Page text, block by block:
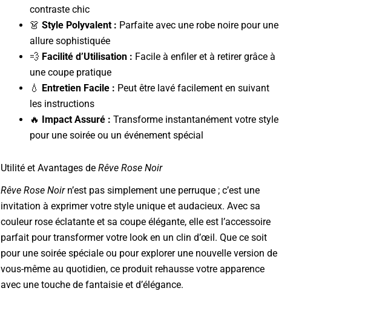
contraste chic
👗 Style Polyvalent : Parfaite avec une robe noire pour une
allure sophistiquée
💨 Facilité d’Utilisation : Facile à enfiler et à retirer grâce à
une coupe pratique
💧 Entretien Facile : Peut être lavé facilement en suivant
les instructions
🔥 Impact Assuré : Transforme instantanément votre style
pour une soirée ou un événement spécial
Utilité et Avantages de Rêve Rose Noir
Rêve Rose Noirn’est pas simplement une perruque ; c’est une
invitation à exprimer votre style unique et audacieux. Avec sa
couleur rose éclatante et sa coupe élégante, elle est l’accessoire
parfait pour transformer votre look en un clin d’œil. Que ce soit
pour une soirée spéciale ou pour explorer une nouvelle version de
vous-même au quotidien, ce produit rehausse votre apparence
avec une touche de fantaisie et d’élégance.